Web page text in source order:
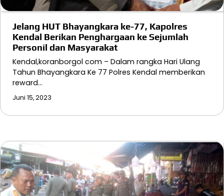
Jelang HUT Bhayangkara ke-77, Kapolres
Kendal Berikan Penghargaan ke Sejumlah
Personil dan Masyarakat
Kendal,koranborgol com – Dalam rangka Hari Ulang
Tahun Bhayangkara Ke 77 Polres Kendal memberikan
reward…
Juni 15, 2023